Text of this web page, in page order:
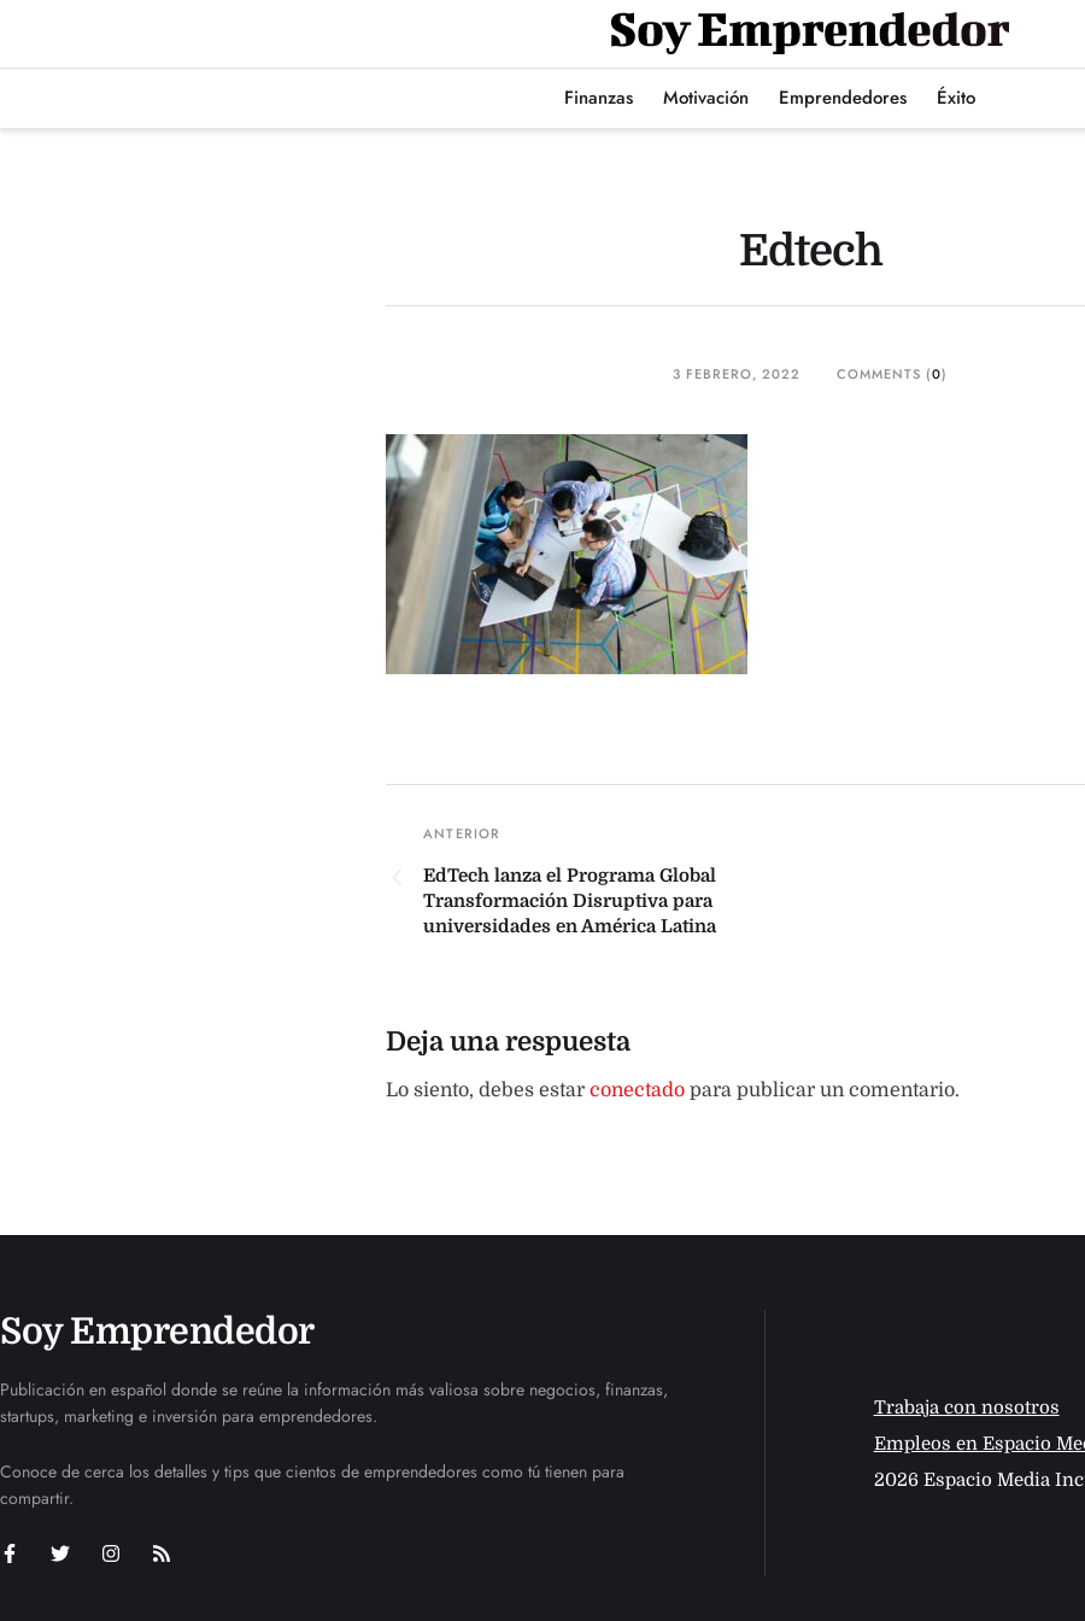
Finanzas Motivación Emprendedores Éxito
Edtech
3 FEBRERO, 2022 COMMENTS (0)
EdTech lanza el Programa Global
Transformación Disruptiva para
universidades en América Latina
Deja una respuesta
Lo siento, debes estar conectado para publicar un comentario.
Soy Emprendedor
Publicación en español donde se reúne la información más valiosa sobre negocios, finanzas,
startups, marketing e inversión para emprendedores.
Conoce de cerca los detalles y tips que cientos de emprendedores como tú tienen para
compartir.
Trabaja con nosotros
Empleos en Espacio
2026 Espacio Media